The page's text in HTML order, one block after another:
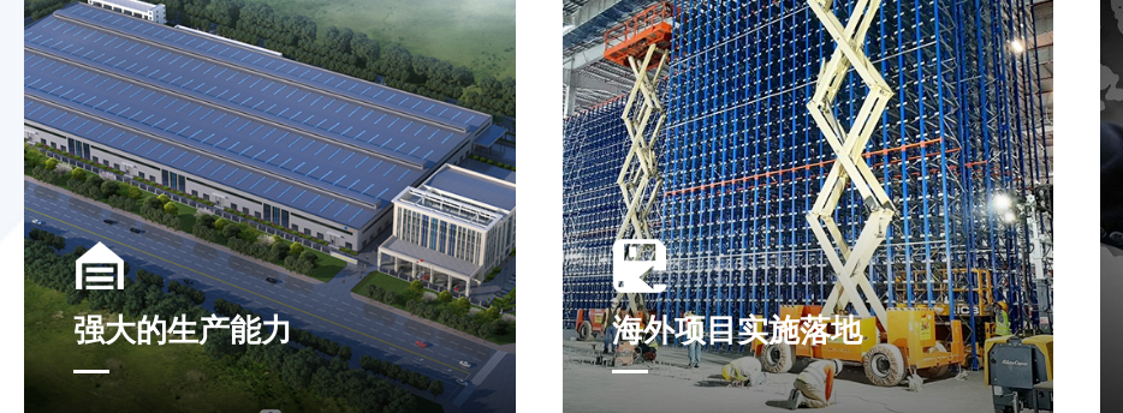
强大的生产能力 海外项目实施落地